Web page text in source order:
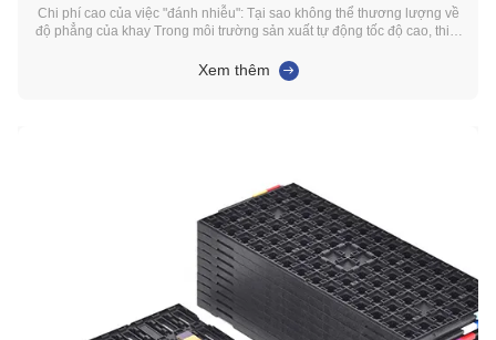
Chi phí cao của việc "đánh nhiễu": Tại sao không thể thương lượng về
độ phẳng của khay Trong môi trường sản xuất tự động tốc độ cao, thiết
tham chiếu trong hướng dẫn thiết kế khay dựa trên JEDEC Ống hút
chân không sẽ không tìm thấy ...
Xem thêm